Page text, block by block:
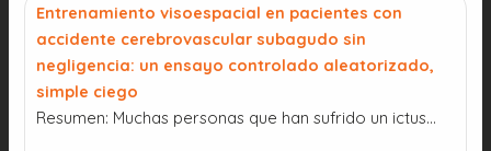
Entrenamiento visoespacial en pacientes con
accidente cerebrovascular subagudo sin
negligencia: un ensayo controlado aleatorizado,
simple ciego
Resumen: Muchas personas que han sufrido un ictus…